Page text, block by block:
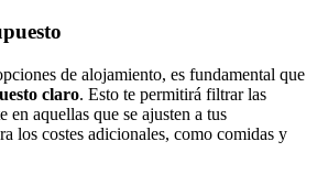
de alojamiento, es fundamental que
claro. Esto te permitirá filtrar las
en aquellas que se ajusten a tus
los costes adicionales, como comidas y